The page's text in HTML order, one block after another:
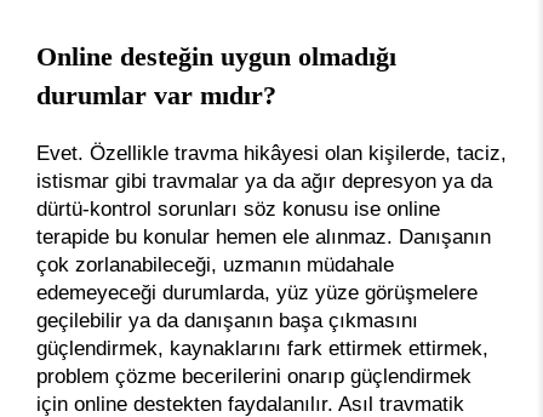
Online desteğin uygun olmadığı
durumlar var mıdır?
Evet. Özellikle travma hikâyesi olan kişilerde, taciz,
istismar gibi travmalar ya da ağır depresyon ya da
dürtü-kontrol sorunları söz konusu ise online
terapide bu konular hemen ele alınmaz. Danışanın
çok zorlanabileceği, uzmanın müdahale
edemeyeceği durumlarda, yüz yüze görüşmelere
geçilebilir ya da danışanın başa çıkmasını
güçlendirmek, kaynaklarını fark ettirmek ettirmek,
problem çözme becerilerini onarıp güçlendirmek
için online destekten faydalanılır. Asıl travmatik